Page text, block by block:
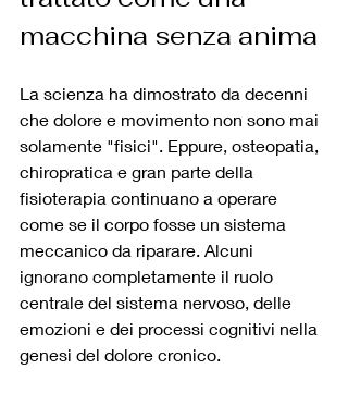
macchina senza anima
La scienza ha dimostrato da decenni
che dolore e movimento non sono mai
solamente "fisici". Eppure, osteopatia,
chiropratica e gran parte della
fisioterapia continuano a operare
come se il corpo fosse un sistema
meccanico da riparare. Alcuni
ignorano completamente il ruolo
centrale del sistema nervoso, delle
emozioni e dei processi cognitivi nella
genesi del dolore cronico.